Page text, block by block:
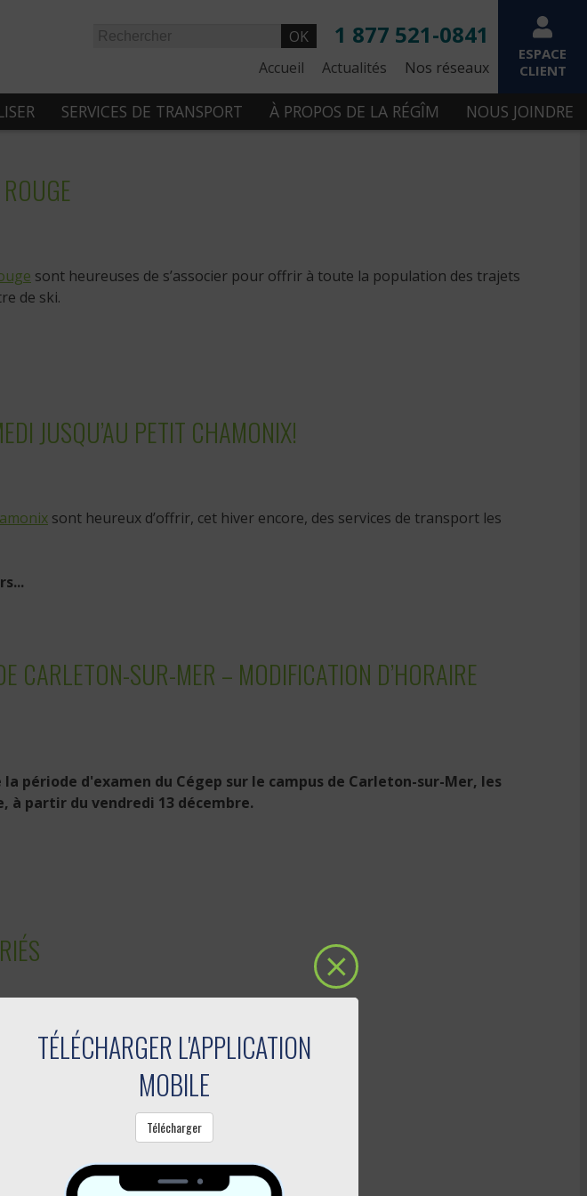
ESPACE
CLIENT
1 877 521-0841
OK
Nos réseaux
Accueil Actualités
SERVICES DE TRANSPORT À PROPOS DE LA RÉGÎM NOUS JOINDRE
sont heureuses de s’associer pour offrir à toute la population des trajets
de ski.
JUSQU’AU PETIT CHAMONIX!
sont heureux d’offrir, cet hiver encore, des services de transport les
CARLETON-SUR-MER – MODIFICATION D’HORAIRE
période d'examen du Cégep sur le campus de Carleton-sur-Mer, les
à partir du vendredi 13 décembre.
seront fériés :
TÉLÉCHARGER L'APPLICATION
MOBILE
Télécharger